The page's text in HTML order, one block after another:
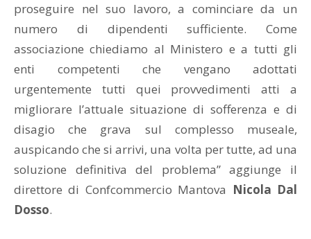
proseguire nel suo lavoro, a cominciare da un
numero di dipendenti sufficiente. Come
associazione chiediamo al Ministero e a tutti gli
enti competenti che vengano adottati
urgentemente tutti quei provvedimenti atti a
migliorare l’attuale situazione di sofferenza e di
disagio che grava sul complesso museale,
auspicando che si arrivi, una volta per tutte, ad una
soluzione definitiva del problema” aggiunge il
direttore di Confcommercio Mantova Nicola Dal
Dosso.